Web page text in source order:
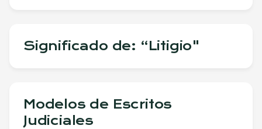
Significado de: “Litigio"
Modelos de Escritos
Judiciales